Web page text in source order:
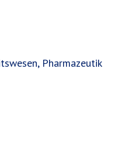
Pharmazeutik